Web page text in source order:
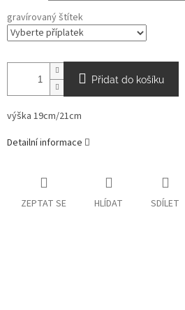
gravírovaný štítek
Přidat do košíku
výška 19cm/21cm
Detailní informace
ZEPTAT SE HLÍDAT SDÍLET